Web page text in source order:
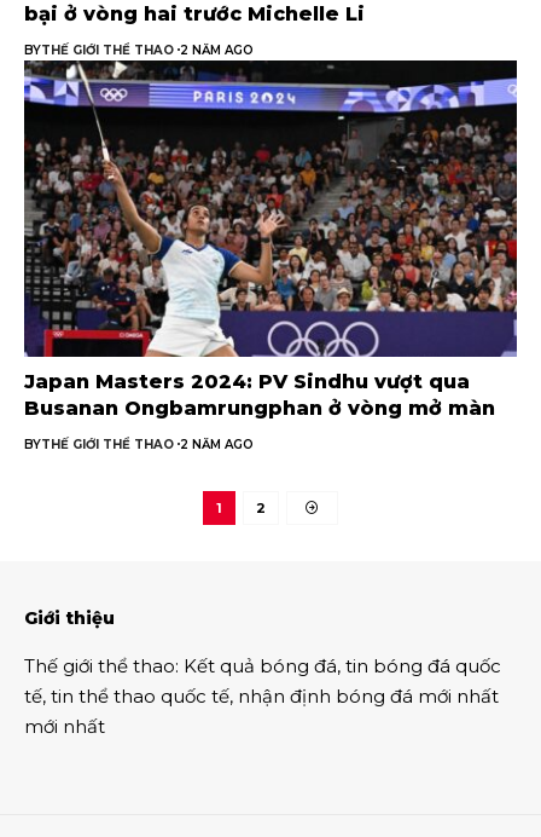
bại ở vòng hai trước Michelle Li
BYTHẾ GIỚI THỂ THAO 2 NĂM AGO
Japan Masters 2024: PV Sindhu vượt qua
Busanan Ongbamrungphan ở vòng mở màn
BYTHẾ GIỚI THỂ THAO 2 NĂM AGO
1 2
Giới thiệu
Thế giới thể thao: Kết quả bóng đá, tin bóng đá quốc
tế, tin thể thao quốc tế, nhận định bóng đá mới nhất
mới nhất